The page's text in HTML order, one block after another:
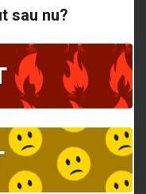
sau nu?